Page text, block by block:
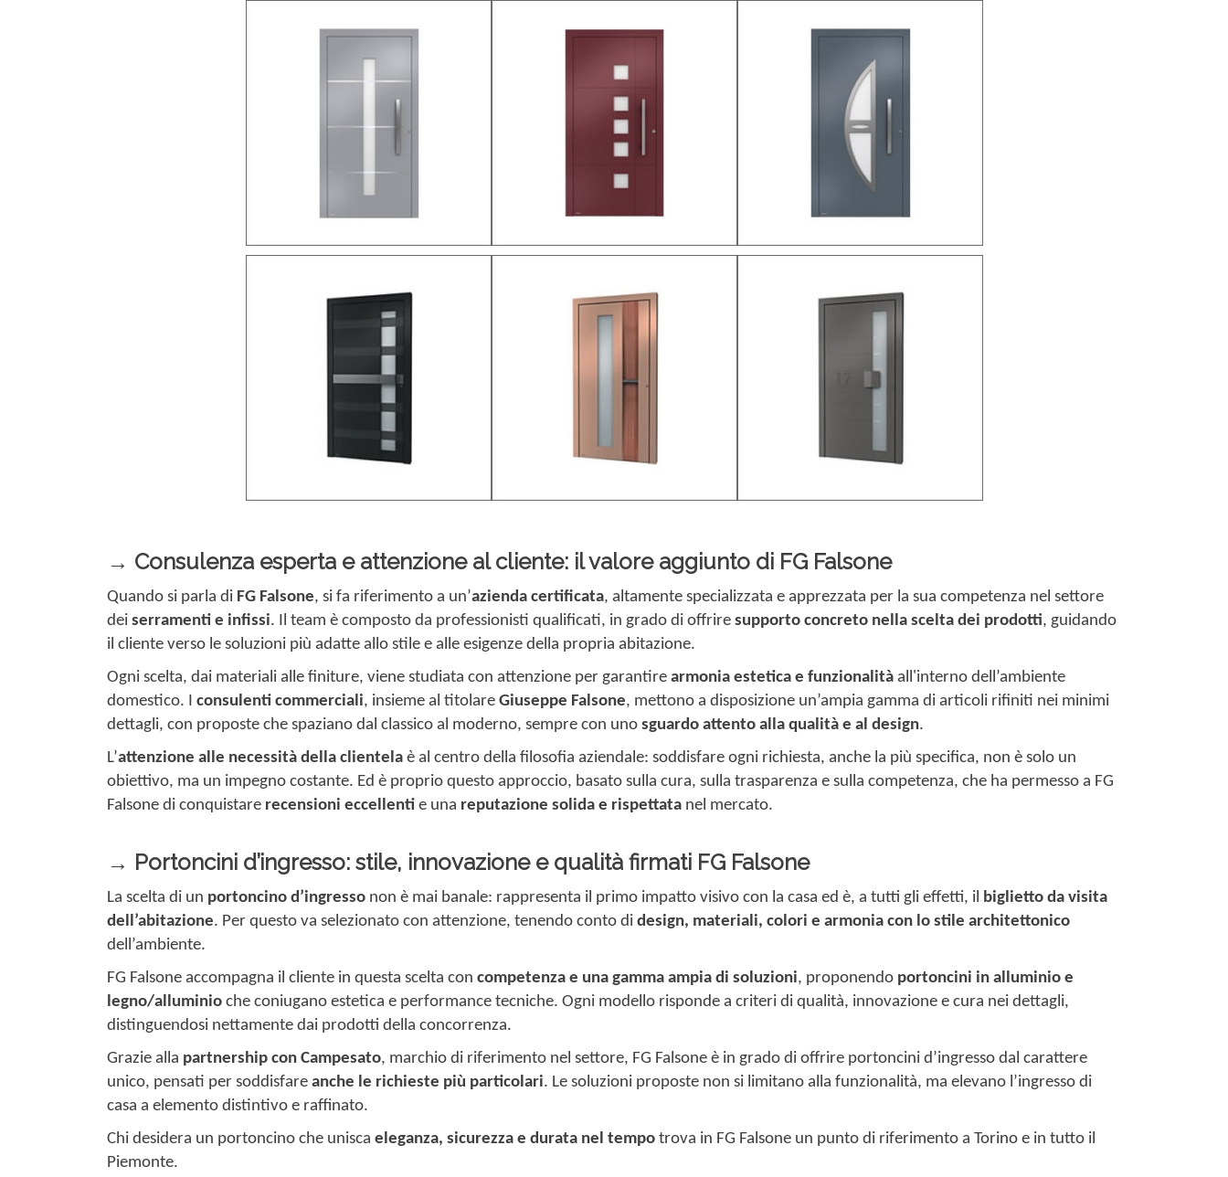
→ Consulenza esperta e attenzione al cliente: il valore aggiunto di FG Falsone
Quando si parla di FG Falsone, si fa riferimento a un’azienda certificata, altamente specializzata e apprezzata per la sua competenza nel settore
dei serramenti e infissi. Il team è composto da professionisti qualificati, in grado di offrire supporto concreto nella scelta dei prodotti, guidando
il cliente verso le soluzioni più adatte allo stile e alle esigenze della propria abitazione.
Ogni scelta, dai materiali alle finiture, viene studiata con attenzione per garantire armonia estetica e funzionalità all'interno dell’ambiente
domestico. I consulenti commerciali, insieme al titolare Giuseppe Falsone, mettono a disposizione un’ampia gamma di articoli rifiniti nei minimi
dettagli, con proposte che spaziano dal classico al moderno, sempre con uno sguardo attento alla qualità e al design.
L’attenzione alle necessità della clientela è al centro della filosofia aziendale: soddisfare ogni richiesta, anche la più specifica, non è solo un
obiettivo, ma un impegno costante. Ed è proprio questo approccio, basato sulla cura, sulla trasparenza e sulla competenza, che ha permesso a FG
Falsone di conquistare recensioni eccellenti e una reputazione solida e rispettata nel mercato.
→ Portoncini d’ingresso: stile, innovazione e qualità firmati FG Falsone
La scelta di un portoncino d’ingresso non è mai banale: rappresenta il primo impatto visivo con la casa ed è, a tutti gli effetti, il biglietto da visita
dell’abitazione. Per questo va selezionato con attenzione, tenendo conto di design, materiali, colori e armonia con lo stile architettonico
dell’ambiente.
FG Falsone accompagna il cliente in questa scelta con competenza e una gamma ampia di soluzioni, proponendo portoncini in alluminio e
legno/alluminio che coniugano estetica e performance tecniche. Ogni modello risponde a criteri di qualità, innovazione e cura nei dettagli,
distinguendosi nettamente dai prodotti della concorrenza.
Grazie alla partnership con Campesato, marchio di riferimento nel settore, FG Falsone è in grado di offrire portoncini d’ingresso dal carattere
unico, pensati per soddisfare anche le richieste più particolari. Le soluzioni proposte non si limitano alla funzionalità, ma elevano l’ingresso di
casa a elemento distintivo e raffinato.
Chi desidera un portoncino che unisca eleganza, sicurezza e durata nel tempo trova in FG Falsone un punto di riferimento a Torino e in tutto il
Piemonte.